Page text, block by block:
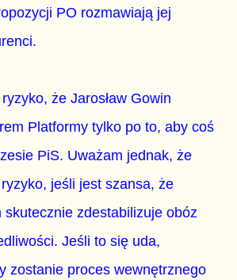
PO rozmawiają jej
że Jarosław Gowin
Platformy tylko po to, aby coś
PiS. Uważam jednak, że
jeśli jest szansa, że
skutecznie zdestabilizuje obóz
Jeśli to się uda,
zostanie proces wewnętrznego